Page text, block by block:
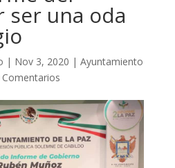
ser una oda
| Nov 3, 2020 | Ayuntamiento
Comentarios